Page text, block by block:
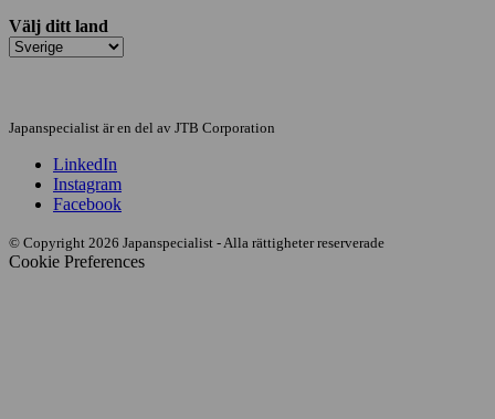
Välj ditt land
Japanspecialist är en del av JTB Corporation
LinkedIn
Instagram
Facebook
© Copyright 2026 Japanspecialist - Alla rättigheter reserverade
Cookie Preferences